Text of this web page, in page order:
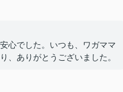
心でした。いつも、ワガママ
、ありがとうございました。